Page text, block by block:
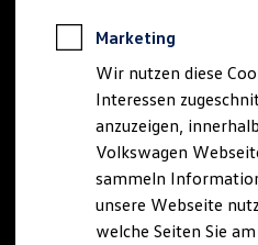
Software,
California App
VW Connect
VW Connect
VW Connect
VW Connect für
Connect Pro
Fleet Interface
Multistop
Übersicht
Hilfreiches für Besitzer
Marketing
Wir nutzen diese
Interessen
anzuzeigen,
Volkswagen
sammeln
unsere Webseite
welche Seiten Sie